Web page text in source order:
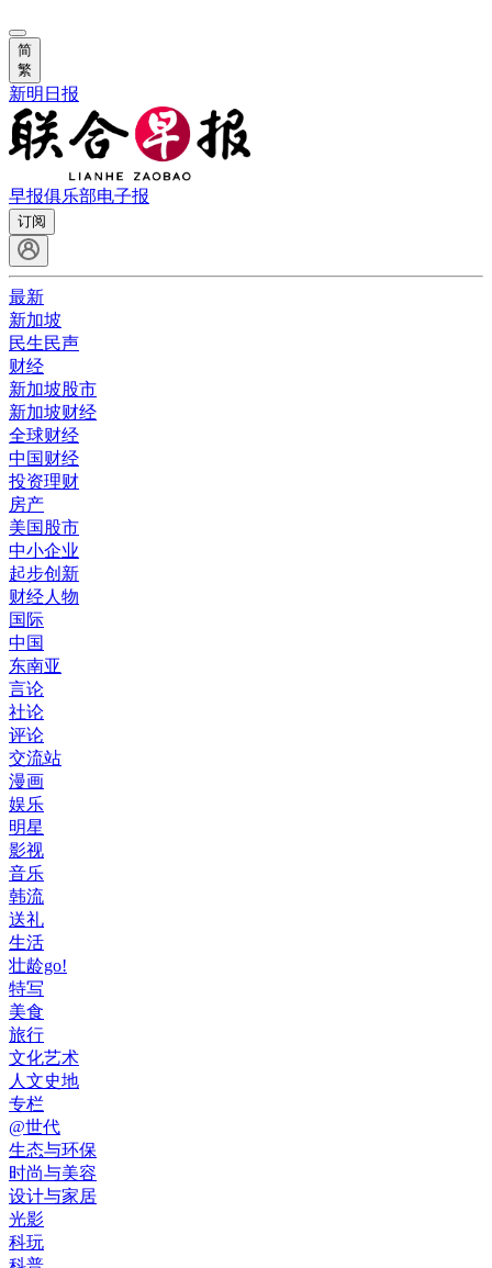
简
繁
新明日报
早报俱乐部电子报
订阅
最新
新加坡
民生民声
财经
新加坡股市
新加坡财经
全球财经
中国财经
投资理财
房产
美国股市
中小企业
起步创新
财经人物
国际
中国
东南亚
言论
社论
评论
交流站
漫画
娱乐
明星
影视
音乐
韩流
送礼
生活
壮龄go!
特写
美食
旅行
文化艺术
人文史地
专栏
@世代
生态与环保
时尚与美容
设计与家居
光影
科玩